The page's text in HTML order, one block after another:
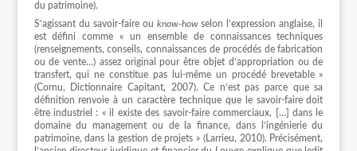
du patrimoine).
S’agissant du savoir-faire ou know-howselon l’expression anglaise, il
est défini comme « un ensemble de connaissances techniques
(renseignements, conseils, connaissances de procédés de fabrication
ou de vente…) assez original pour être objet d’appropriation ou de
transfert, qui ne constitue pas lui-même un procédé brevetable »
(Cornu, Dictionnaire Capitant, 2007). Ce n’est pas parce que sa
définition renvoie à un caractère technique que le savoir-faire doit
être industriel : « il existe des savoir-faire commerciaux, […] dans le
domaine du management ou de la finance, dans l’ingénierie du
patrimoine, dans la gestion de projets » (Larrieu, 2010). Précisément,